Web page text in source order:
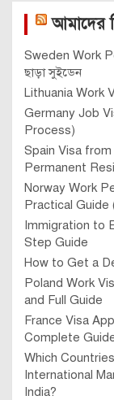
আমাদের
Sweden Work
ছাড়া সুইডেন
Lithuania Work
Germany Job
Process)
Spain Visa
Permanent
Norway Work
Practical Guide
Immigration to
Step Guide
How to Get a
Poland Work
and Full Guide
France Visa
Complete
Which
International
India?